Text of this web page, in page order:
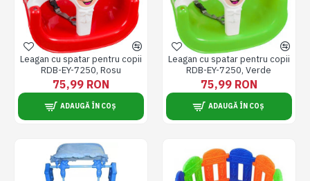
Leagan cu spatar pentru copii
RDB-EY-7250, Rosu
75,99 RON
ADAUGĂ ÎN COȘ
Leagan cu spatar pentru copii
RDB-EY-7250, Verde
75,99 RON
ADAUGĂ ÎN COȘ